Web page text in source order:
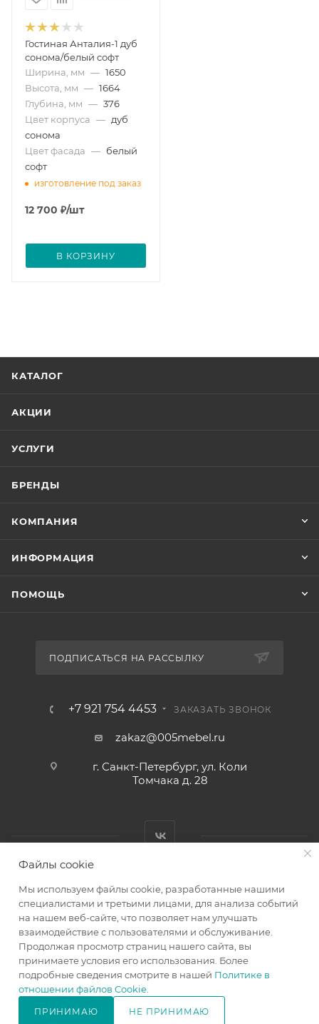
Гостиная Анталия-1 дуб
сонома/белый софт
Ширина, мм — 1650
Высота, мм — 1664
Глубина, мм — 376
Цвет корпуса — дуб
сонома
Цвет фасада — белый
софт
изготовление под заказ
12 700 ₽/шт
В КОРЗИНУ
КАТАЛОГ
АКЦИИ
УСЛУГИ
БРЕНДЫ
КОМПАНИЯ
ИНФОРМАЦИЯ
ПОМОЩЬ
ПОДПИСАТЬСЯ НА РАССЫЛКУ
+7 921 754 4453 ЗАКАЗАТЬ ЗВОНОК
zakaz@005mebel.ru
г. Санкт-Петербург, ул. Коли
Томчака д. 28
Интернет магазин мебели в Санкт-Петербурге © 2000-2026
г.
Файлы cookie
Мы используем файлы cookie, разработанные нашими
специалистами и третьими лицами, для анализа событий
на нашем веб-сайте, что позволяет нам улучшать
взаимодействие с пользователями и обслуживание.
Продолжая просмотр страниц нашего сайта, вы
принимаете условия его использования. Более
подробные сведения смотрите в нашей Политике в
отношении файлов Cookie
ПРИНИМАЮ НЕ ПРИНИМАЮ